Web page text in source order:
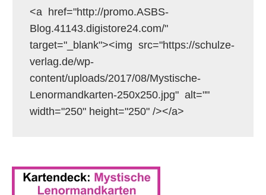
<a  href="http://promo.ASBS-
Blog.41143.digistore24.com/"
target="_blank"><img  src="https://schulze-
verlag.de/wp-
content/uploads/2017/08/Mystische-
Lenormandkarten-250x250.jpg"  alt=""
width="250" height="250" /></a>